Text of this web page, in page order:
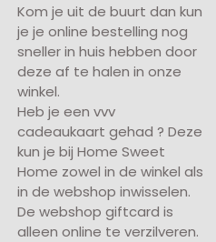
Kom je uit de buurt dan kun
je je online bestelling nog
sneller in huis hebben door
deze af te halen in onze
winkel.
Heb je een vvv
cadeaukaart gehad ? Deze
kun je bij Home Sweet
Home zowel in de winkel als
in de webshop inwisselen.
De webshop giftcard is
alleen online te verzilveren.